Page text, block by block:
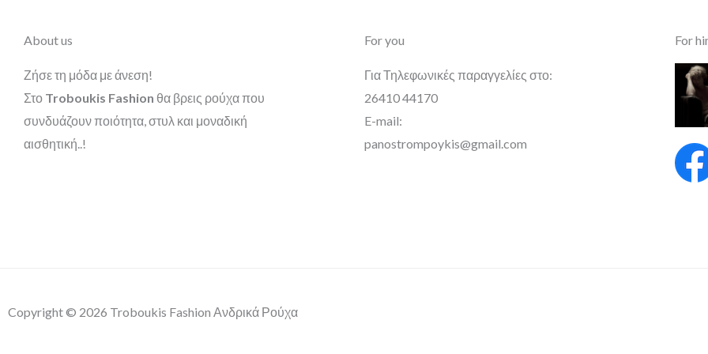
About us
Ζήσε τη μόδα με άνεση!
Στο Troboukis Fashion θα βρεις ρούχα που
συνδυάζουν ποιότητα, στυλ και μοναδική
αισθητική..!
For you
Για Τηλεφωνικές παραγγελίες στο:
26410 44170
E-mail:
panostrompoykis@gmail.com
For
Copyright © 2026 Troboukis Fashion Ανδρικά Ρούχα